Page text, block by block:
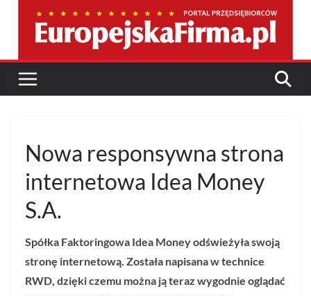
Nowa responsywna strona
internetowa Idea Money
S.A.
Spółka Faktoringowa Idea Money odświeżyła swoją
stronę internetową. Została napisana w technice
RWD, dzięki czemu można ją teraz wygodnie oglądać